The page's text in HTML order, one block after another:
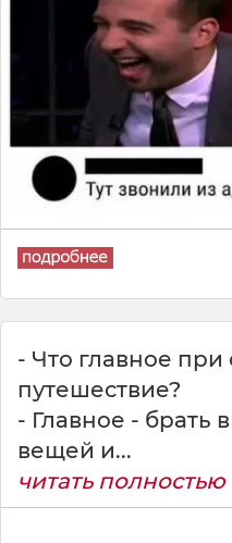
- Что главное при
путешествие?
- Главное - брать
вещей и...
читать полностью